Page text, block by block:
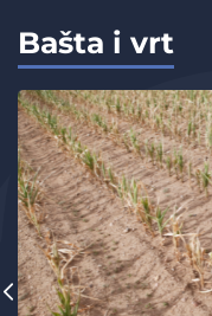
Bašta i vrt